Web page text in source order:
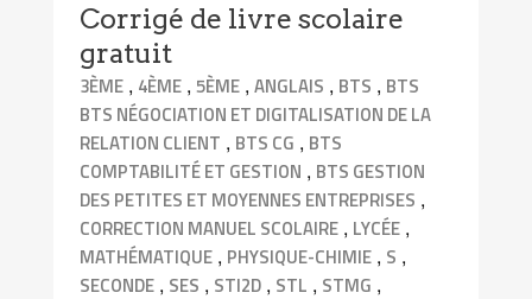
Corrigé de livre scolaire
gratuit
3ÈME , 4ÈME ,5ÈME ,ANGLAIS , BTS , BTS
BTS NÉGOCIATION ET DIGITALISATION DE LA
RELATION CLIENT , BTS CG , BTS
COMPTABILITÉ ET GESTION , BTS GESTION
DES PETITES ET MOYENNES ENTREPRISES ,
CORRECTION MANUEL SCOLAIRE , LYCÉE ,
MATHÉMATIQUE , PHYSIQUE-CHIMIE , S ,
SECONDE , SES , STI2D , STL , STMG ,